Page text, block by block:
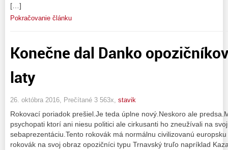
[…]
Pokračovanie článku
Konečne dal Danko
laty
26. októbra 2016, Prečítané 3 563x, stavik
Rokovací poriadok prešiel.Je teda úplne nový.Neskoro ale
psychopati ktorí ani niesu politici ale cirkusanti ho zneužívali na
sebaprezentáciu.Tento rokovák má normálnu civilizovanú
rokovák na svoj obraz opozičníci typu Trnavský truľo napríklad